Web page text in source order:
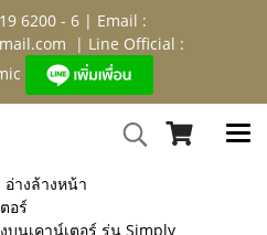
6200 - 6 | Email :
| Line Official :
อ่างล้างหน้า
อร์
บนเคาน์เตอร์ รุ่น Simply